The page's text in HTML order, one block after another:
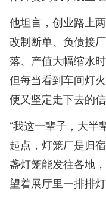
他坦言，创业路上
改制断单、负债接
落、产值大幅缩水
但每当看到车间灯
便又坚定走下去的信
“我这一辈子，大半
起点，灯笼厂是归
盏灯笼能发往各地
望着展厅里一排排